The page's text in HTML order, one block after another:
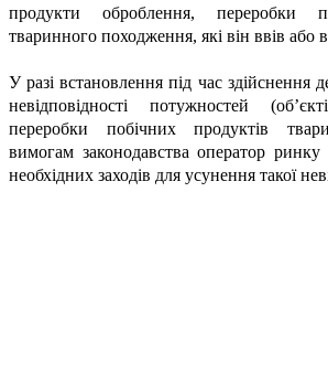
продукти оброблення, переробки
тваринного походження, які він ввів або
У разі встановлення під час здійснення
невідповідності потужностей
переробки побічних продуктів
вимогам законодавства оператор ринку
необхідних заходів для усунення такої